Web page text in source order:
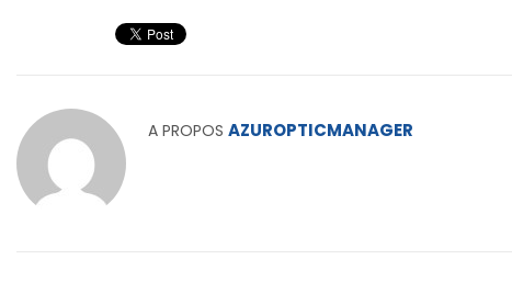
A PROPOS AZUROPTICMANAGER